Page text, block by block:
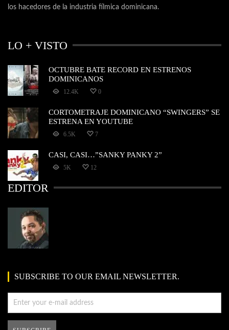
los hacedores de la industria fílmica dominicana.
LO + VISTO
OCTUBRE BATE RECORD EN ESTRENOS
DOMINICANOS
12.4K 0
CORTOMETRAJE DOMINICANO “SWINGERS” SE
ESTRENA EN YOUTUBE
6.5K 7
CASI, CASI…”SANKY PANKY 2”
5K 12
EDITOR
SUBSCRIBE TO OUR EMAIL NEWSLETTER.